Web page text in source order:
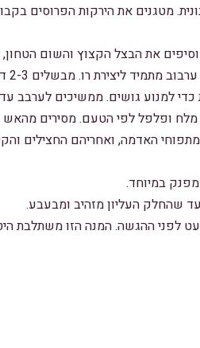
מטגנים את הירקות הפרוסים
את הבצל הקצוץ והשום הטחון,
רו. מבשלים 2-3 דקות עד להזהבה קלה.
למנוע גושים. ממשיכים לערבב
ופלפל לפי הטעם. מסירים מהאש
האדמה, ואחריהם החצילים
במיוחד.
לפני ההגשה. המנה הזו משתלבת